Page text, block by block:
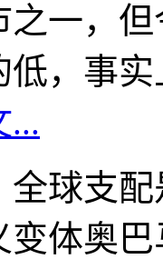
之一，
低，事
...
全球支
变体奥